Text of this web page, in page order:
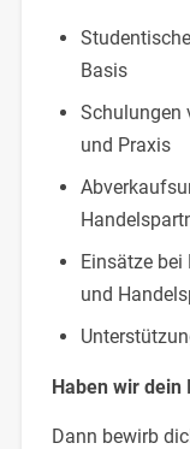
Basis
Schulungen
und Praxis
Einsätze bei
und
Haben wir dein
Dann bewirb